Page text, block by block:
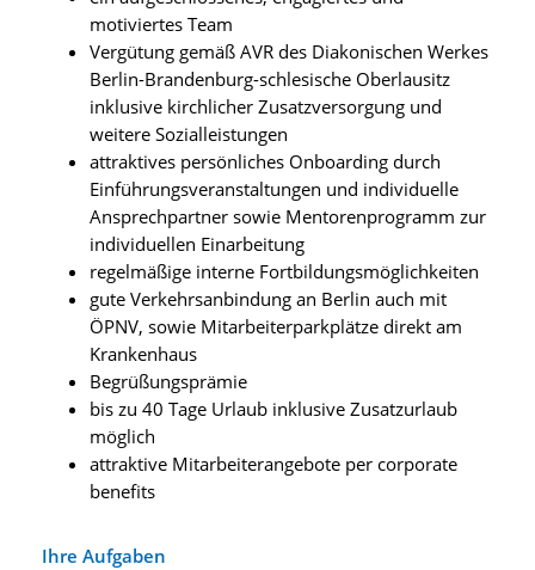
motiviertes Team
Vergütung gemäß AVR des Diakonischen Werkes
Berlin-Brandenburg-schlesische Oberlausitz
inklusive kirchlicher Zusatzversorgung und
weitere Sozialleistungen
attraktives persönliches Onboarding durch
Einführungsveranstaltungen und individuelle
Ansprechpartner sowie Mentorenprogramm zur
individuellen Einarbeitung
regelmäßige interne Fortbildungsmöglichkeiten
gute Verkehrsanbindung an Berlin auch mit
ÖPNV, sowie Mitarbeiterparkplätze direkt am
Krankenhaus
Begrüßungsprämie
bis zu 40 Tage Urlaub inklusive Zusatzurlaub
möglich
attraktive Mitarbeiterangebote per corporate
benefits
Ihre Aufgaben